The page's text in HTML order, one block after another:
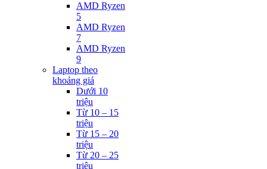
AMD Ryzen
5
AMD Ryzen
7
AMD Ryzen
9
Laptop theo
khoảng giá
Dưới 10
triệu
Từ 10 – 15
triệu
Từ 15 – 20
triệu
Từ 20 – 25
triệu